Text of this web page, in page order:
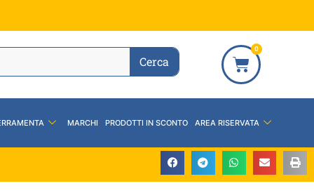
Cerca
0
MARCHI PRODOTTI IN SCONTO AREA RISERVATA